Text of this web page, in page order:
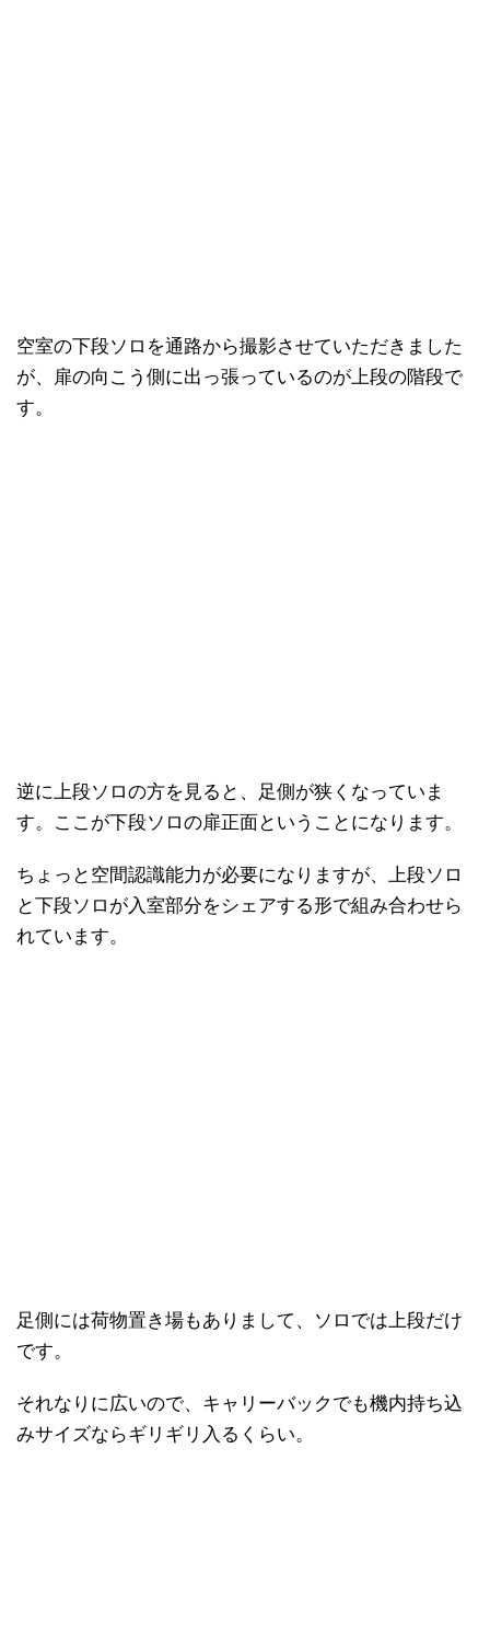
空室の下段ソロを通路から撮影させていただきました
が、扉の向こう側に出っ張っているのが上段の階段で
す。
逆に上段ソロの方を見ると、足側が狭くなっていま
す。ここが下段ソロの扉正面ということになります。
ちょっと空間認識能力が必要になりますが、上段ソロ
と下段ソロが入室部分をシェアする形で組み合わせら
れています。
足側には荷物置き場もありまして、ソロでは上段だけ
です。
それなりに広いので、キャリーバックでも機内持ち込
みサイズならギリギリ入るくらい。